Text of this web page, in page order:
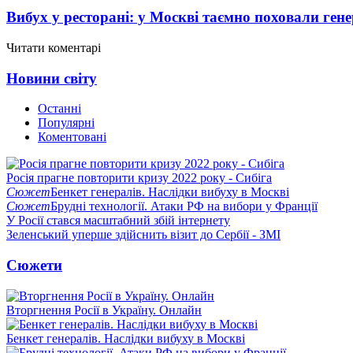
Вибух у ресторані: у Москві таємно поховали
Читати коментарі
Новини світу
Останні
Популярні
Коментовані
Росія прагне повторити кризу 2022 року - Сибіга
СюжетБенкет генералів. Наслідки вибуху в Москві
СюжетБрудні технології. Атаки РФ на вибори у Франції
У Росії стався масштабний збій інтернету
Зеленський уперше здійснить візит до Сербії - ЗМІ
Сюжети
Вторгнення Росії в Україну. Онлайн
Бенкет генералів. Наслідки вибуху в Москві